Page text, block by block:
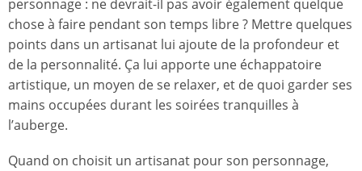
personnage : ne devrait-il pas avoir également quelque
chose à faire pendant son temps libre ? Mettre quelques
points dans un artisanat lui ajoute de la profondeur et
de la personnalité. Ça lui apporte une échappatoire
artistique, un moyen de se relaxer, et de quoi garder ses
mains occupées durant les soirées tranquilles à
l’auberge.
Quand on choisit un artisanat pour son personnage,